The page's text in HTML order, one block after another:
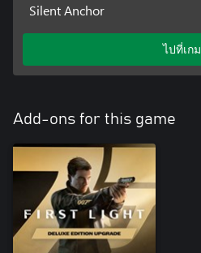
Silent Anchor
ไปที่เกม
Add-ons for this game